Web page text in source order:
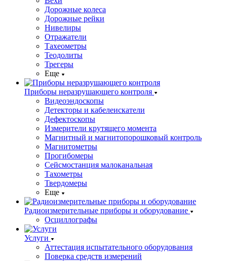
Дорожные колеса
Дорожные рейки
Нивелиры
Отражатели
Тахеометры
Теодолиты
Трегеры
Еще
Приборы неразрушающего контроля
Видеоэндоскопы
Детекторы и кабелеискатели
Дефектоскопы
Измерители крутящего момента
Магнитный и магнитопорошковый контроль
Магнитометры
Прогибомеры
Сейсмостанция малоканальная
Тахометры
Твердомеры
Еще
Радиоизмерительные приборы и оборудование
Осциллографы
Услуги
Аттестация испытательного оборудования
Поверка средств измерений